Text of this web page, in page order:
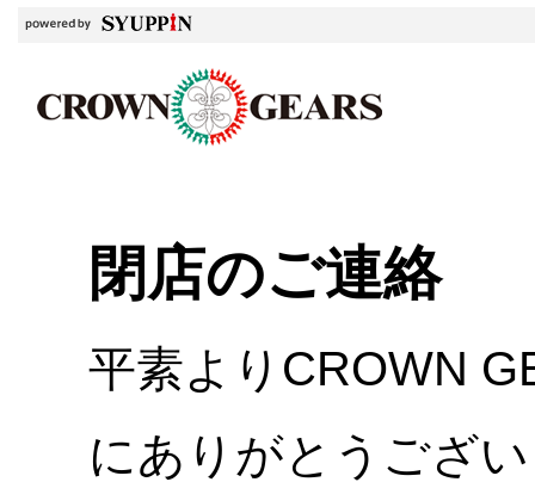
閉店のご連絡
平素よりCROWN
にありがとうござ